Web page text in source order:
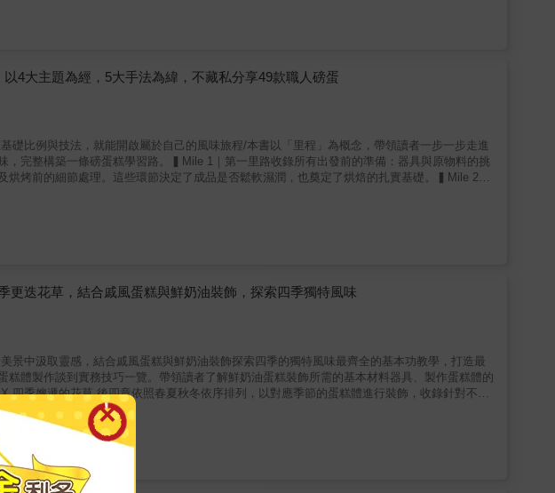
1｜熱愛甜點的心，值得被好好保護 從最根本的「為什麼開始做甜點」出發，帶著讀者重新
只是單純喜歡親手做出一道作品，都能在這一章找到安頓初心的方向。本章以溫和的方式，介紹
而實用的方式，拆解可麗餅皮、卡士達、果餡與慕斯的製作原理，並一步步示範堆疊、塗抹與
家也能安心練習，並在一次次成功中建立自己的甜點節奏。 完整收錄的 16 款千層口味，每
技法，也能從風味中感受到季節、香氣與故事。▍Part 3｜布丁是一種單純卻需要耐心的甜
者。從焦糖的香氣，到水浴與低溫烘烤的差異，再到七款風味布丁的延伸，找回「原來只要
技法拆解清楚、圖解易懂、風味組合完整為主要特色，讓讀者能依步驟操作、逐步累積手感。
協助你從「會做甜點」邁向「能創作甜點」，並進一步打造屬於自己的風格與品牌。▍本書特
到堆疊技巧，Step by step細膩拆解千層奧秘。．特色2！十六款創意千層一次收錄 茶香、果
餡料與麵糊原理超清楚 不只照著做，更讓你理解步驟背後的原理，了解為何成功為何失
× 包裝設計，自用送禮兩相宜。．特色5！適合烘焙創業者的實用指南 品牌定位、工作室流
4大主題為經，5大手法為緯，不藏私分享49款職人磅蛋
礎比例與技法，就能開啟屬於自己的風味旅程/本書以「里程」為概念，帶領讀者一步一步走進
，完整構築一條磅蛋糕學習路。▍Mile 1｜第一里路收錄所有出發前的準備：器具與原物料的挑
烘烤前的細節處理。這些環節決定了成品是否鬆軟濕潤，也奠定了烘焙的扎實基礎。▍Mile 2｜
能靈活運用在不同口味與需求的蛋糕中。▍Mile 3｜第三里路最令人期待的風味篇章！收錄49款
果、濃郁的地瓜與南瓜，甚至突破框架的鹹食磅蛋糕。每一款食譜都經過反覆測試，兼具美味
己的喜愛組合。書末附錄更收錄咕咕霍夫、費南雪、瑪德蓮等常溫蛋糕，讓這本書不僅止於「磅
完整學習路徑分為三大里程，從基礎知識、五大技法到各式風味，有系統學習磅蛋糕。．貼心
，實用祕訣一次公開，讓新手不再失敗，老手更能進階。．五大製作技法全收錄糖油法、粉油
對蛋糕組織與口感的影響，幫助讀者真正理解為什麼。．四大主題磅蛋糕❶職人精選風味磅蛋
升風味的磅蛋糕、❹鹹食磅蛋糕，每款蛋糕皆有對應技法標示，甜點之路不迷惘。
更迭花草，結合戚風蛋糕與鮮奶油裝飾，探索四季獨特風味
景中汲取靈感，結合戚風蛋糕與鮮奶油裝飾探索四季的獨特風味最齊全的基本功教學，打造最
糕體製作談到實務技巧一覽。帶領讀者了解鮮奶油蛋糕裝飾所需的基本材料器具、製作蛋糕體的
四季嬗遞的花草 後四章依照春夏秋冬依序排列，以對應季節的蛋糕體進行裝飾，收錄針對不同
以鮮花為主題的蛋糕，細緻描繪了如何利用新鮮的食用花卉與季節水果，打造充滿春意的蛋糕作
如何用多汁的莓果和熱帶水果，製作出令人耳目一新的蛋糕造型。書中包含大量清楚的工具選
材料以及應用技巧。無論是精緻的巧克力飾片製作，還是精巧的鮮奶油抹面，每一個步驟都配
。四季流轉，體驗四時之美春日的櫻花慕斯像一抹晨曦，清新而優雅；初夏的芒果蜂蜜則是陽光
冬日的黑森林與莓果蛋糕，則是濃烈而溫暖的擁抱。甜點的創作不僅是味覺的探索，更是感官的
引，更是一場藝術的旅程。無論是你為了家人製作節日蛋糕，還是為了自己嘗試新的創意，都請